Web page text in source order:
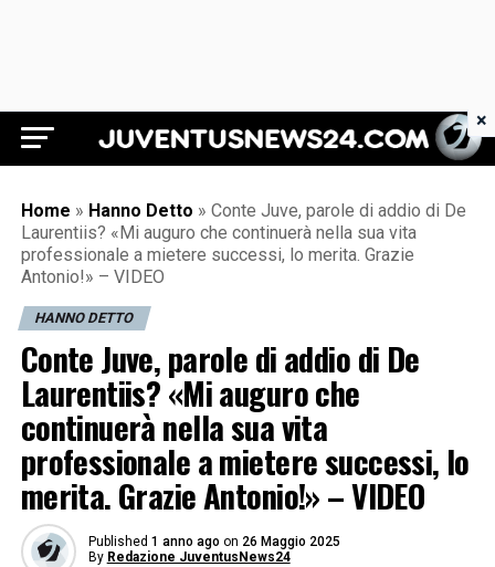
Juventus News 24
Home » Hanno Detto » Conte Juve, parole di addio di De
Laurentiis? «Mi auguro che continuerà nella sua vita
professionale a mietere successi, lo merita. Grazie
Antonio!» – VIDEO
HANNO DETTO
Conte Juve, parole di addio di De
Laurentiis? «Mi auguro che
continuerà nella sua vita
professionale a mietere successi, lo
merita. Grazie Antonio!» – VIDEO
Published 1 anno ago on 26 Maggio 2025
By Redazione JuventusNews24
×